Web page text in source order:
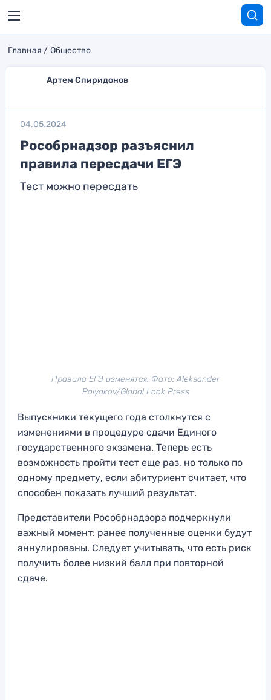
Главная Общество
Артем Спиридонов
04.05.2024
Рособрнадзор разъяснил
правила пересдачи ЕГЭ
Тест можно пересдать
Правила ЕГЭ изменятся. Фото: Aleksander
Polyakov/Global Look Press
Выпускники текущего года столкнутся с
изменениями в процедуре сдачи Единого
государственного экзамена. Теперь есть
возможность пройти тест еще раз, но только по
одному предмету, если абитуриент считает, что
способен показать лучший результат.
Представители Рособрнадзора подчеркнули
важный момент: ранее полученные оценки будут
аннулированы. Следует учитывать, что есть риск
получить более низкий балл при повторной
сдаче.